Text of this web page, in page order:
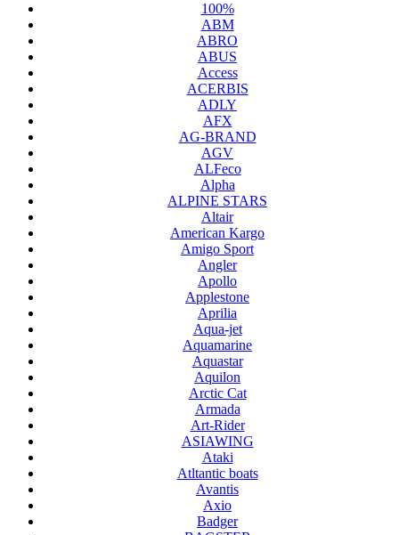
100%
ABM
ABRO
ABUS
Access
ACERBIS
ADLY
AFX
AG-BRAND
AGV
ALFeco
Alpha
ALPINE STARS
Altair
American Kargo
Amigo Sport
Angler
Apollo
Applestone
Aprilia
Aqua-jet
Aquamarine
Aquastar
Aquilon
Arctic Cat
Armada
Art-Rider
ASIAWING
Ataki
Atltantic boats
Avantis
Axio
Badger